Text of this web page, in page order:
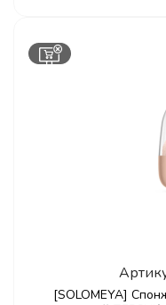
[SOLOMEYA]